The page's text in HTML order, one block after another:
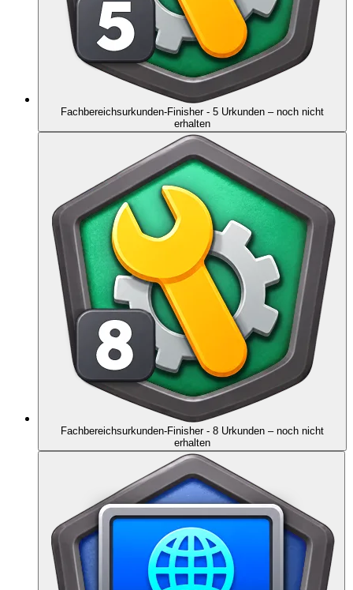
Fachbereichsurkunden-Finisher - 5 Urkunden – noch nicht
erhalten
Fachbereichsurkunden-Finisher - 8 Urkunden – noch nicht
erhalten